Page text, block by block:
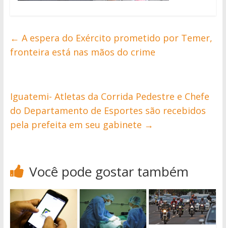
← A espera do Exército prometido por Temer,
fronteira está nas mãos do crime
Iguatemi- Atletas da Corrida Pedestre e Chefe
do Departamento de Esportes são recebidos
pela prefeita em seu gabinete →
Você pode gostar também